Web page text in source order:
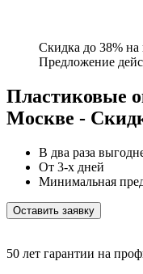
Cкидка до 38% на
Предложение
Пластиковые
Москве -
В два раза
От 3-х дней
Минимальная
Оставить заявку
50 лет гарантии на